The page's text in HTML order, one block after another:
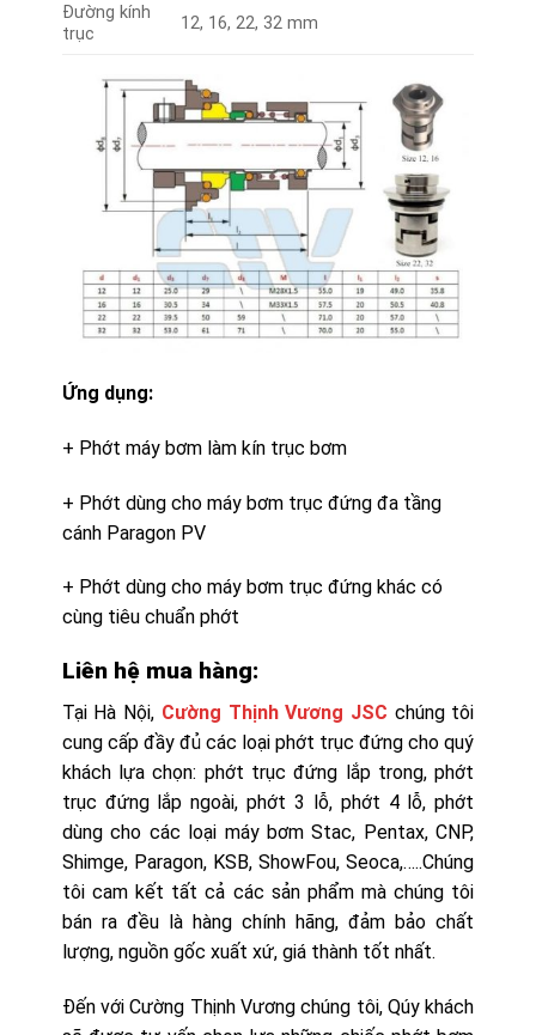
Đường kính
trục
12, 16, 22, 32 mm
Ứng dụng:
+ Phớt máy bơm làm kín trục bơm
+ Phớt dùng cho máy bơm trục đứng đa tầng
cánh Paragon PV
+ Phớt dùng cho máy bơm trục đứng khác có
cùng tiêu chuẩn phớt
Liên hệ mua hàng:
Tại Hà Nội, Cường Thịnh Vương JSC chúng tôi
cung cấp đầy đủ các loại phớt trục đứng cho quý
khách lựa chọn: phớt trục đứng lắp trong, phớt
trục đứng lắp ngoài, phớt 3 lỗ, phớt 4 lỗ, phớt
dùng cho các loại máy bơm Stac, Pentax, CNP,
Shimge, Paragon, KSB, ShowFou, Seoca,…..Chúng
tôi cam kết tất cả các sản phẩm mà chúng tôi
bán ra đều là hàng chính hãng, đảm bảo chất
lượng, nguồn gốc xuất xứ, giá thành tốt nhất.
Đến với Cường Thịnh Vương chúng tôi, Qúy khách